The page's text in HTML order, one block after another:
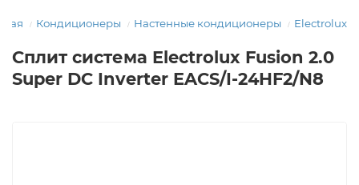
Кондиционеры Настенные кондиционеры Electrolux
Сплит система Electrolux Fusion 2.0
Super DC Inverter EACS/I-24HF2/N8